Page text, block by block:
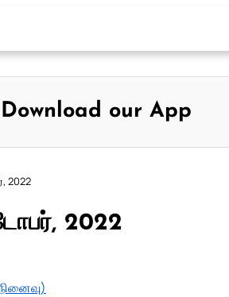
Download our App
2022
2022